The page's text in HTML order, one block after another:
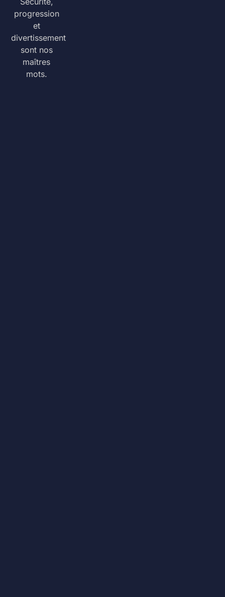
progression
et
divertissement
sont nos
maîtres
mots.